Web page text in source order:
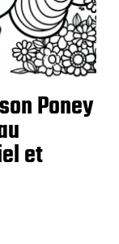
Poney
et